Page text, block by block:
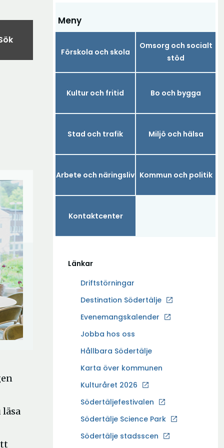
Meny
Förskola och skola
Omsorg och socialt
stöd
Kultur och fritid Bo och bygga
Stad och trafik Miljö och hälsa
Arbete och näringsliv Kommun och politik
Kontaktcenter
Länkar
Driftstörningar
Destination Södertälje
Ö
p
n
a
y
t
f
ö
Evenemangskalender
Jobba hos oss
Ö
p
n
a
y
t
Hållbara Södertälje
Karta över kommunen
Kulturåret 2026
Södertäljefestivalen
Södertälje Science Park
Ö
p
Södertälje stadsscen